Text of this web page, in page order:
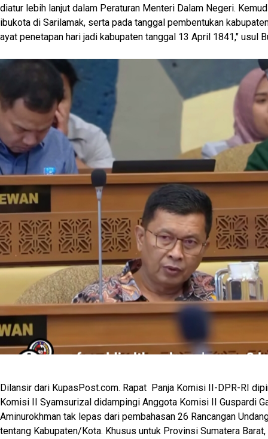
diatur lebih lanjut dalam Peraturan Menteri Dalam Negeri.
ibukota di Sarilamak, serta pada tanggal pembentukan
ayat penetapan hari jadi kabupaten tanggal 13 April 1841," usul
Dilansir dari KupasPost.com. Rapat Panja Komisi II-DPR-RI
Komisi II Syamsurizal didampingi Anggota Komisi II Guspardi
Aminurokhman tak lepas dari pembahasan 26 Rancangan
tentang Kabupaten/Kota. Khusus untuk Provinsi Sumatera